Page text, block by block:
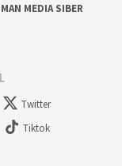
MEDIA SIBER
Twitter
Tiktok